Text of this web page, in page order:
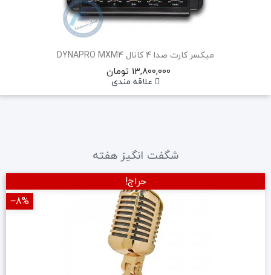
میکسر کارت صدا 4 کانال DYNAPRO MXM4
13,800,000 تومان
علاقه مندی
شگفت انگیز هفته
حراج!
‎−8%